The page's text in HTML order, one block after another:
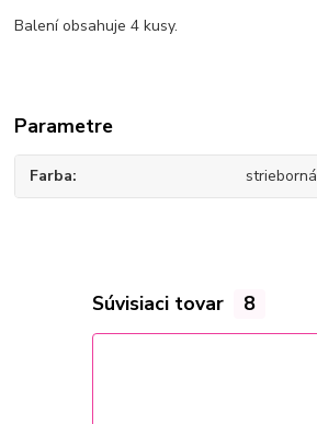
Balení obsahuje 4 kusy.
Parametre
Farba strieborná
Súvisiaci tovar 8